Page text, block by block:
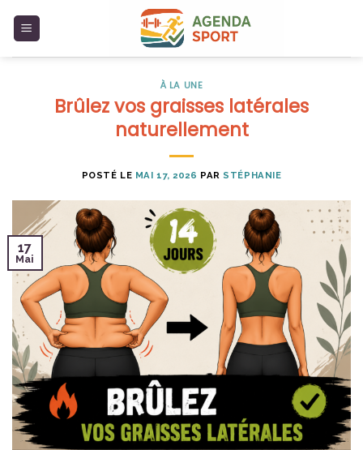
À LA UNE
Brûlez vos graisses latérales
naturellement
POSTÉ LE MAI 17, 2026 PAR STÉPHANIE
17
Mai